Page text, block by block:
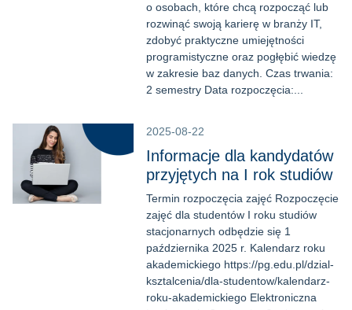
o osobach, które chcą rozpocząć lub
rozwinąć swoją karierę w branży IT,
zdobyć praktyczne umiejętności
programistyczne oraz pogłębić wiedzę
w zakresie baz danych. Czas trwania:
2 semestry Data rozpoczęcia:...
2025-08-22
Informacje dla kandydatów
przyjętych na I rok studiów
Termin rozpoczęcia zajęć Rozpoczęcie
zajęć dla studentów I roku studiów
stacjonarnych odbędzie się 1
października 2025 r. Kalendarz roku
akademickiego https://pg.edu.pl/dzial-
ksztalcenia/dla-studentow/kalendarz-
roku-akademickiego Elektroniczna